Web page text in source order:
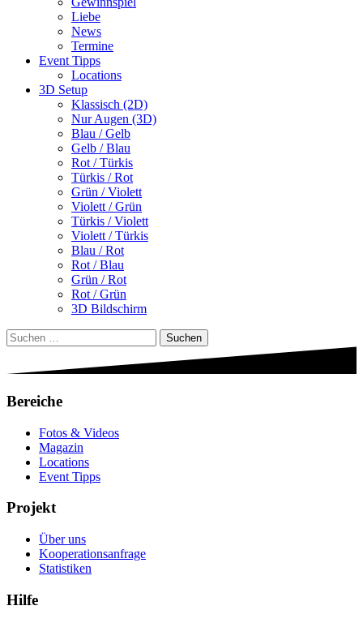
Liebe
News
Termine
Event Tipps
Locations
3D Setup
Klassisch (2D)
Nur Augen (3D)
Blau / Gelb
Gelb / Blau
Rot / Türkis
Türkis / Rot
Grün / Violett
Violett / Grün
Türkis / Violett
Violett / Türkis
Blau / Rot
Rot / Blau
Grün / Rot
Rot / Grün
3D Bildschirm
Suchen
nach:
Bereiche
Fotos & Videos
Magazin
Locations
Event Tipps
Projekt
Über uns
Kooperationsanfrage
Statistiken
Hilfe